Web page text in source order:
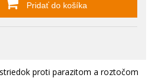
Pridať do košíka
proti parazitom a roztočom